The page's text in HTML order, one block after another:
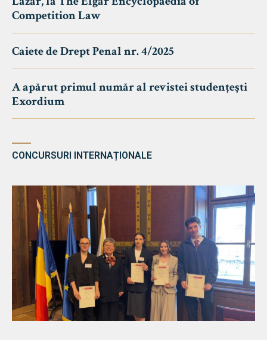
Competition Law
Caiete de Drept Penal nr. 4/2025
A apărut primul număr al revistei studențești
Exordium
CONCURSURI INTERNAȚIONALE